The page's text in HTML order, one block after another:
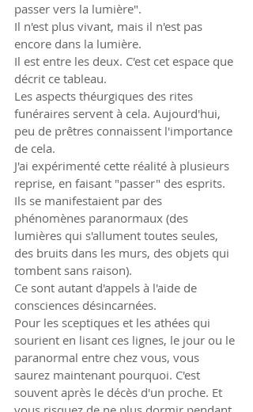
passer vers la lumière".
Il n'est plus vivant, mais il n'est pas
encore dans la lumière.
Il est entre les deux. C'est cet espace que
décrit ce tableau.
Les aspects théurgiques des rites
funéraires servent à cela. Aujourd'hui,
peu de prêtres connaissent l'importance
de cela.
J'ai expérimenté cette réalité à plusieurs
reprise, en faisant "passer" des esprits.
Ils se manifestaient par des
phénomènes paranormaux (des
lumières qui s'allument toutes seules,
des bruits dans les murs, des objets qui
tombent sans raison).
Ce sont autant d'appels à l'aide de
consciences désincarnées.
Pour les sceptiques et les athées qui
sourient en lisant ces lignes, le jour ou le
paranormal entre chez vous, vous
saurez maintenant pourquoi. C'est
souvent après le décès d'un proche. Et